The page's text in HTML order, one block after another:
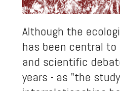
Although the
has been central to
and scientific
years - as "the